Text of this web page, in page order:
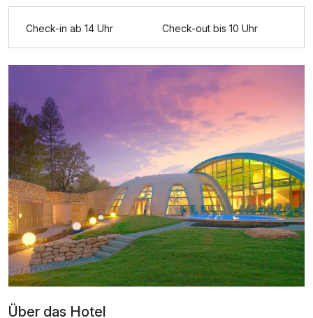
Check-in ab 14 Uhr Check-out bis 10 Uhr
Über das Hotel